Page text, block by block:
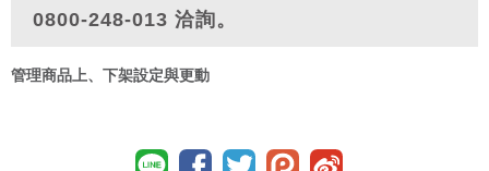
0800-248-013 洽詢。
管理商品上、下架設定與更動